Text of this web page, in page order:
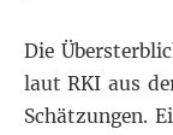
Die
laut RKI aus
Schätzungen.